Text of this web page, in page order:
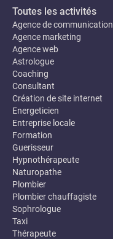
Toutes les activités
Agence de communication
Agence marketing
Agence web
Astrologue
Coaching
Consultant
Création de site internet
Energeticien
Entreprise locale
Formation
Guerisseur
Hypnothérapeute
Naturopathe
Plombier
Plombier chauffagiste
Sophrologue
Taxi
Thérapeute